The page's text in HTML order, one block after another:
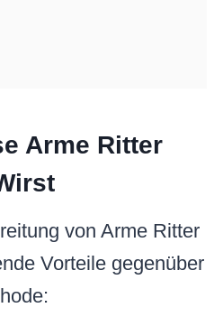
Arme Ritter
von Arme Ritter
Vorteile gegenüber